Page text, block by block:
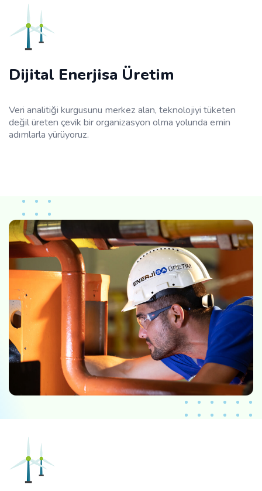
Dijital Enerjisa Üretim
Veri analitiği kurgusunu merkez alan, teknolojiyi tüketen
değil üreten çevik bir organizasyon olma yolunda emin
adımlarla yürüyoruz.